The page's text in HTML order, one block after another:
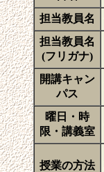
担当教員名
担当教員名
(フリガナ)
開講キャン
パス
曜日・時
限・講義室
授業の方法